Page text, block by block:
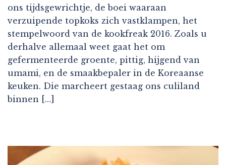
ons tijdsgewrichtje, de boei waaraan
verzuipende topkoks zich vastklampen, het
stempelwoord van de kookfreak 2016. Zoals u
derhalve allemaal weet gaat het om
gefermenteerde groente, pittig, hijgend van
umami, en de smaakbepaler in de Koreaanse
keuken. Die marcheert gestaag ons culiland
binnen […]